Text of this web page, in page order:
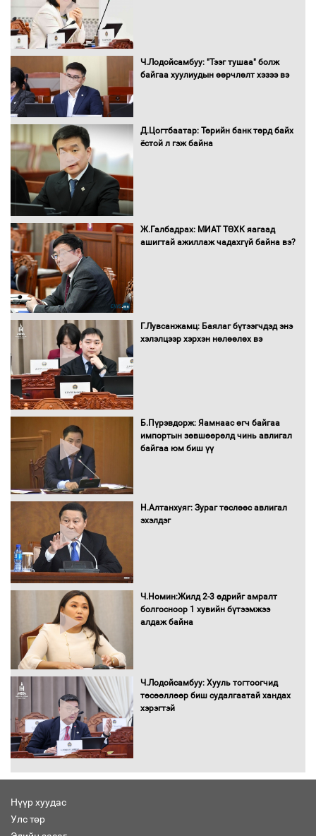
Нөөцийн махны худалдаа,
борлуулалтыг нээлттэй ил тод
Монгол Улс “COP17”-д “Тал хээрийн
16 төрлийн эмийг нэг эх үүсвэрээс
худалдан авах журмыг баталлаа
шилжиж, найр наадам, зөвлөгөөн,
гадаад томилолтыг хориглолоо
Ч.Лодойсамбуу: "Тээг тушаа" болж
байгаа хуулиудын өөрчлөлт хэзээ вэ
Д.Цогтбаатар: Төрийн банк төрд байх
ёстой л гэж байна
Ж.Галбадрах: МИАТ ТӨХК яагаад
ашигтай ажиллаж чадахгүй байна вэ?
Г.Лувсанжамц: Баялаг бүтээгчдэд энэ
хэлэлцээр хэрхэн нөлөөлөх вэ
Б.Пүрэвдорж: Яамнаас өгч байгаа
импортын зөвшөөрөлд чинь авлигал
байгаа юм биш үү
Н.Алтанхуяг: Зураг төслөөс авлигал
эхэлдэг
Ч.Номин:Жилд 2-3 өдрийг амралт
болгосноор 1 хувийн бүтээмжээ
алдаж байна
Ч.Лодойсамбуу: Хууль тогтоогчид
төсөөллөөр биш судалгаатай хандах
хэрэгтэй
Нүүр хуудас
Улс төр